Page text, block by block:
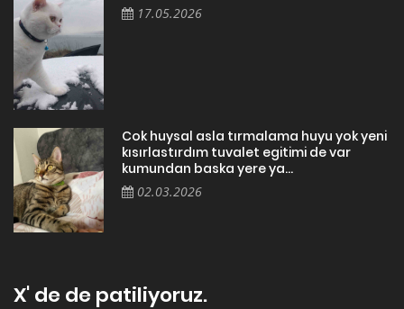
17.05.2026
Cok huysal asla tırmalama huyu yok yeni
kısırlastırdım tuvalet egitimi de var
kumundan baska yere ya...
02.03.2026
X' de de patiliyoruz.